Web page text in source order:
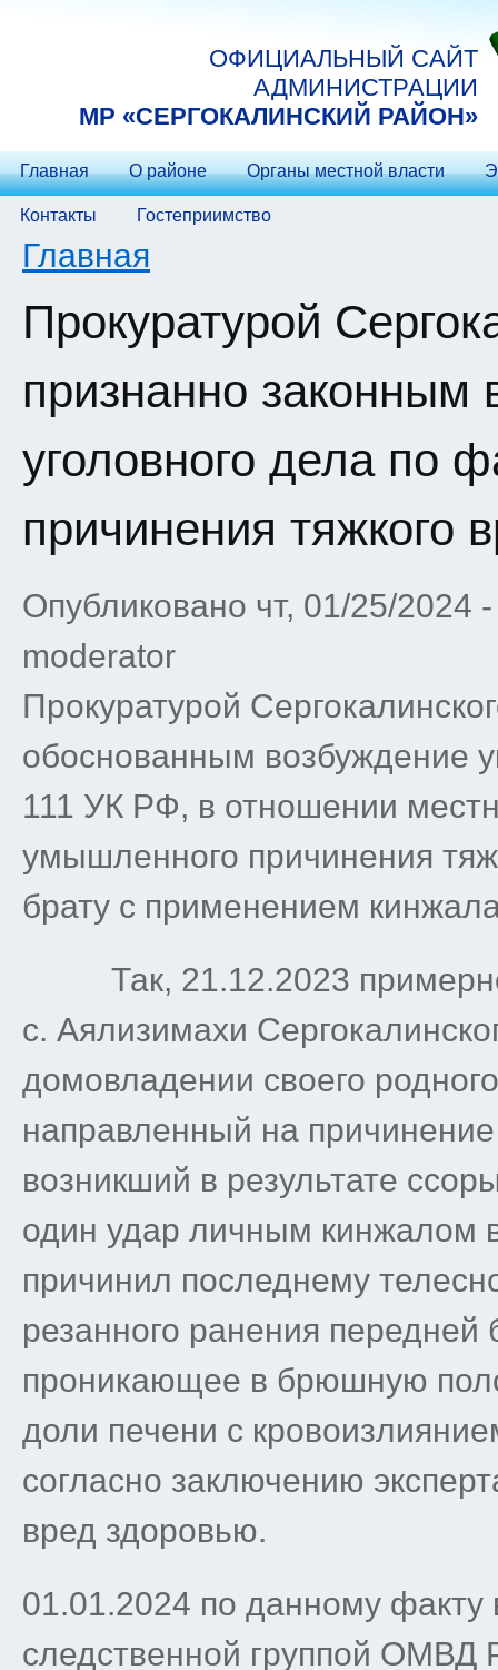
ОФИЦИАЛЬНЫЙ САЙТ
АДМИНИСТРАЦИИ
МP «СЕРГОКАЛИНСКИЙ РАЙОН»
Главная О районе Органы местной власти
Контакты Гостеприимство
Вы здесь
Главная
Прокуратурой
признанно законным
уголовного дела по
причинения тяжкого
Опубликовано чт, 01/25/2024
moderator
Прокуратурой
обоснованным возбуждение
111 УК РФ, в отношении
умышленного причинения
брату с применением
Так, 21.12.2023 примерно
с. Аялизимахи
домовладении своего
направленный на
возникший в результате
один удар личным кинжалом
причинил последнему
резанного ранения
проникающее в брюшную
доли печени с
согласно заключению
вред здоровью.
01.01.2024 по данному
следственной группой ОМВД